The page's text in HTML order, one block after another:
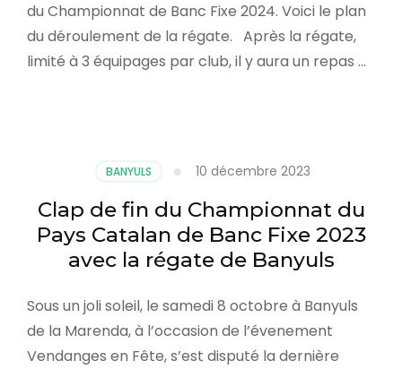
du Championnat de Banc Fixe 2024. Voici le plan
du déroulement de la régate. Après la régate,
limité à 3 équipages par club, il y aura un repas …
BANYULS 10 décembre 2023
Clap de fin du Championnat du
Pays Catalan de Banc Fixe 2023
avec la régate de Banyuls
Sous un joli soleil, le samedi 8 octobre à Banyuls
de la Marenda, à l’occasion de l’évenement
Vendanges en Fête, s’est disputé la dernière